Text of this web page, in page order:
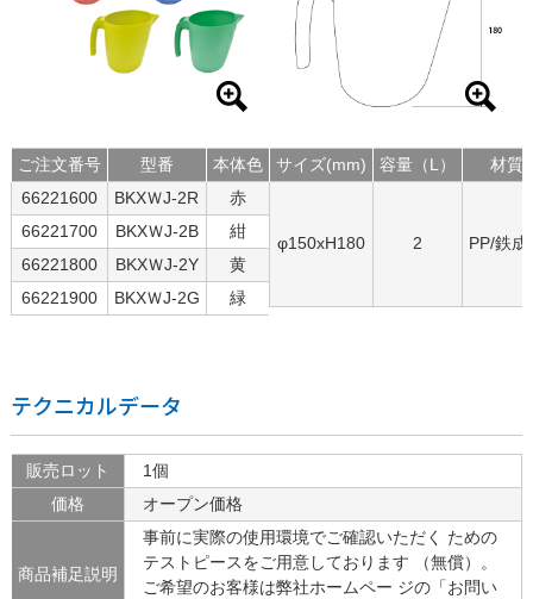
ご注文番号 型番
本体色
66221600
BKXＷJ-2R
赤
66221700
BKXＷJ-2B
紺
66221800
BKXＷJ-2Y
黄
66221900
BKXＷJ-2G 緑
サイズ(mm) 容量（L） 材質
φ150xH180 2 PP/鉄成
テクニカルデータ
販売ロット
1個
価格
オープン価格
商品補足説明
事前に実際の使用環境でご確認いただく ための
テストピースをご用意しております （無償）。
ご希望のお客様は弊社ホームペー ジの「お問い